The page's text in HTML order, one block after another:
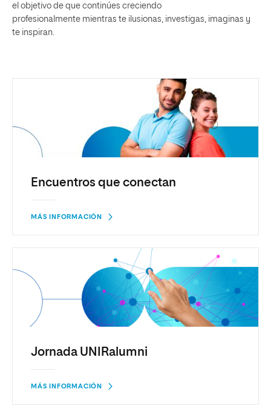
el objetivo de que continúes creciendo
profesionalmente mientras te i lusionas, investigas, imaginas y
te inspiran.
Encuentros que conectan
MÁS INFORMACIÓN
Jornada UNIRalumni
MÁS INFORMACIÓN